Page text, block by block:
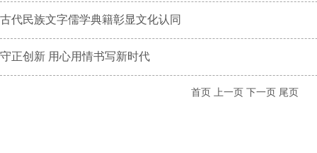
古代民族文字儒学典籍彰显文化认同
守正创新 用心用情书写新时代
首页 上一页 下一页 尾页